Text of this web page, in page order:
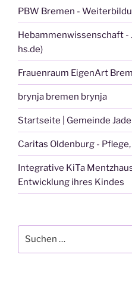
PBW Bremen -
Hebammenwissenschaft -
hs.de)
Frauenraum EigenArt
brynja bremen brynja
Startseite | Gemeinde Jade
Caritas Oldenburg -
Integrative KiTa
Entwicklung ihres Kindes
nach: